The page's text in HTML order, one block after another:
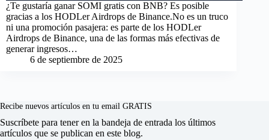
¿Te gustaría ganar SOMI gratis con BNB? Es posible
gracias a los HODLer Airdrops de Binance.No es un truco
ni una promoción pasajera: es parte de los HODLer
Airdrops de Binance, una de las formas más efectivas de
generar ingresos…
6 de septiembre de 2025
Recibe nuevos artículos en tu email GRATIS
Suscríbete para tener en la bandeja de entrada los últimos
artículos que se publican en este blog.